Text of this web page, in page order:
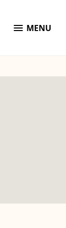
menu MENU